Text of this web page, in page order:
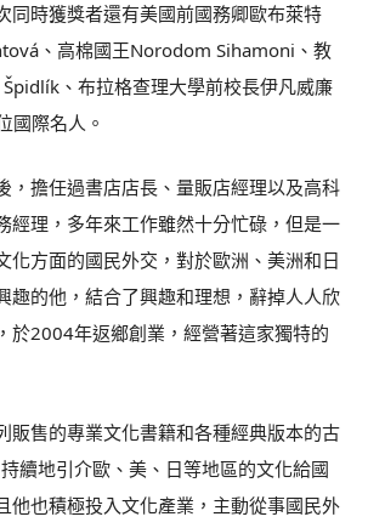
同時獲獎者還有美國前國務卿歐布萊特
、高棉國王Norodom Sihamoni、教
、布拉格查理大學前校長伊凡威廉
國際名人。
，擔任過書店店長、量販店經理以及高科
經理，多年來工作雖然十分忙碌，但是一
化方面的國民外交，對於歐洲、美洲和日
趣的他，結合了興趣和理想，辭掉人人欣
於2004年返鄉創業，經營著這家獨特的
販售的專業文化書籍和各種經典版本的古
續地引介歐、美、日等地區的文化給國
他也積極投入文化產業，主動從事國民外